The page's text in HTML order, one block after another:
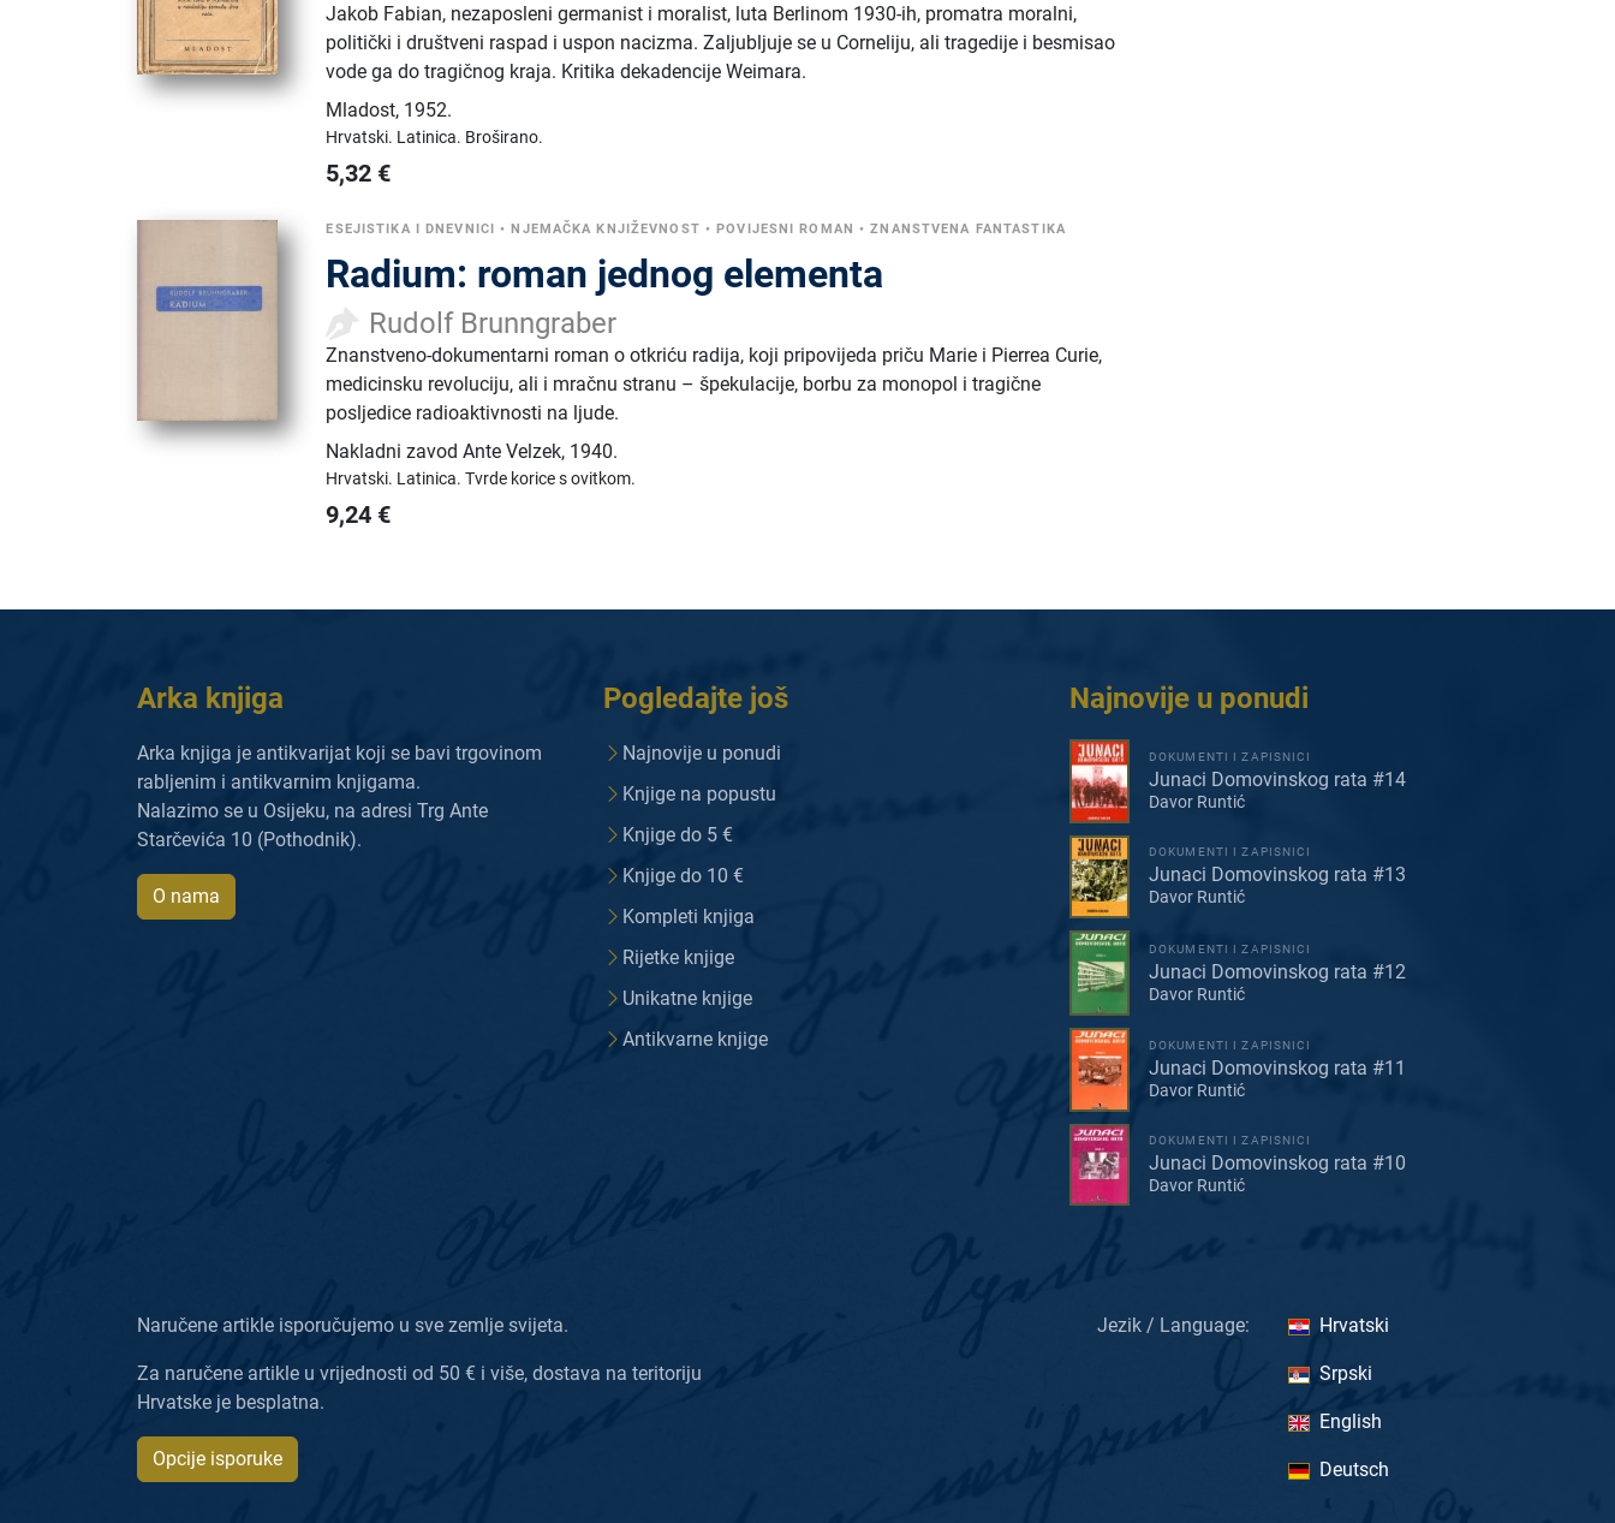
Jakob Fabian, nezaposleni germanist i moralist, luta Berlinom 1930-ih, promatra moralni,
politički i društveni raspad i uspon nacizma. Zaljubljuje se u Corneliju, ali tragedije i besmisao
vode ga do tragičnog kraja. Kritika dekadencije Weimara.
Mladost, 1952.
Hrvatski. Latinica. Broširano.
5,32 €
ESEJISTIKA I DNEVNICI •NJEMAČKA KNJIŽEVNOST •POVIJESNI ROMAN •ZNANSTVENA FANTASTIKA
Radium: roman jednog elementa
Rudolf Brunngraber
Znanstveno-dokumentarni roman o otkriću radija, koji pripovijeda priču Marie i Pierrea Curie,
medicinsku revoluciju, ali i mračnu stranu – špekulacije, borbu za monopol i tragične
posljedice radioaktivnosti na ljude.
Nakladni zavod Ante Velzek, 1940.
Hrvatski. Latinica.Tvrde korice s ovitkom.
9,24 €
Arka knjiga
Arka knjiga je antikvarijat koji se bavi trgovinom
rabljenim i antikvarnim knjigama.
Nalazimo se u Osijeku, na adresi Trg Ante
Starčevića 10 (Pothodnik).
O nama
Pogledajte još
Najnovije u ponudi
Knjige na popustu
Knjige do 5 €
Knjige do 10 €
Kompleti knjiga
Rijetke knjige
Unikatne knjige
Antikvarne knjige
Najnovije u ponudi
DOKUMENTI I ZAPISNICI
Junaci Domovinskog rata #14
Davor Runtić
DOKUMENTI I ZAPISNICI
Junaci Domovinskog rata #13
Davor Runtić
DOKUMENTI I ZAPISNICI
Junaci Domovinskog rata #12
Davor Runtić
DOKUMENTI I ZAPISNICI
Junaci Domovinskog rata #11
Davor Runtić
DOKUMENTI I ZAPISNICI
Junaci Domovinskog rata #10
Davor Runtić
Naručene artikle isporučujemo u sve zemlje svijeta.
Za naručene artikle u vrijednosti od 50 € i više, dostava na teritoriju
Hrvatske je besplatna.
Opcije isporuke
Jezik / Language: Hrvatski
Srpski
English
Deutsch